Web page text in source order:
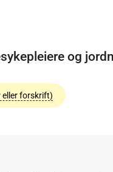
og
eller forskrift)